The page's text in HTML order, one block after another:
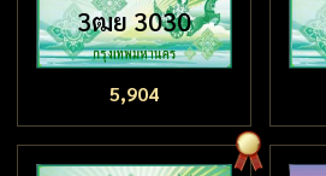
3ฒย 3030
5,904